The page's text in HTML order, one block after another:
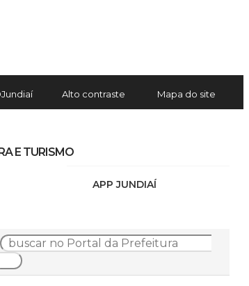
Alto contraste Mapa do site
APP JUNDIAÍ
E TURISMO